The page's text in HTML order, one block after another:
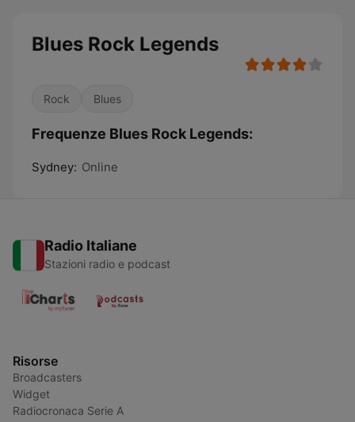
Blues Rock Legends
Rock Blues
Frequenze Blues Rock Legends:
Sydney: Online
Radio Italiane
Stazioni radio e podcast
Risorse
Broadcasters
Widget
Radiocronaca Serie A